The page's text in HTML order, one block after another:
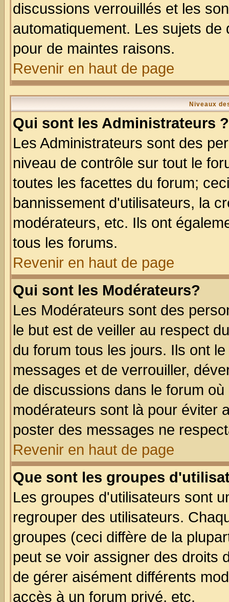
discussions verrouillés et les
automatiquement. Les sujets
pour de maintes raisons.
Revenir en haut de page
Niveaux
Qui sont les Administrateurs ?
Les Administrateurs sont des
niveau de contrôle sur tout le
toutes les facettes du forum;
bannissement d'utilisateurs, la
modérateurs, etc. Ils ont
tous les forums.
Revenir en haut de page
Qui sont les Modérateurs?
Les Modérateurs sont des
le but est de veiller au respect
du forum tous les jours. Ils ont
messages et de verrouiller,
de discussions dans le forum
modérateurs sont là pour éviter
poster des messages ne
Revenir en haut de page
Que sont les groupes
Les groupes d'utilisateurs sont
regrouper des utilisateurs.
groupes (ceci diffère de la
peut se voir assigner des droits
de gérer aisément différents
accès à un forum privé, etc.